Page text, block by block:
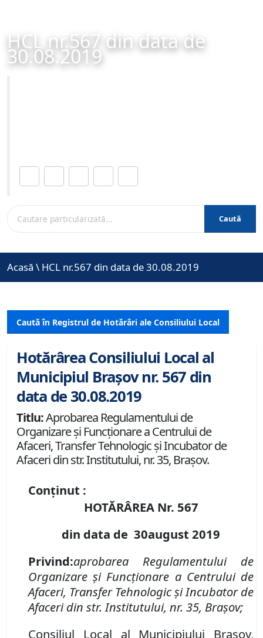
HCL nr.567 din data de
30.08.2019
Caută
Acasă \ HCL nr.567 din data de 30.08.2019
Caută în Registrul de Hotărâri ale Consiliului Local
Hotărârea Consiliului Local al
Municipiul Brașov nr. 567 din
data de 30.08.2019
Titlu:Aprobarea Regulamentului de
Organizare şi Funcţionare a Centrului de
Afaceri, Transfer Tehnologic şi Incubator de
Afaceri din str. Institutului, nr. 35, Braşov.
Conținut :
HOTĂRÂREA Nr. 567
din data de 30august2019
Privind:aprobarea Regulamentului de
Organizare şi Funcţionare a Centrului de
Afaceri, Transfer Tehnologic şi Incubator de
Afaceri din str. Institutului, nr. 35, Braşov;
Consiliul Local al Municipiului Brașov,